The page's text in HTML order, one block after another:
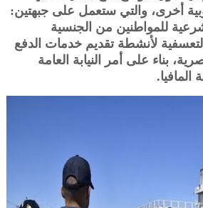
أخرى، والتي ستعمل على جبهتين:
للمواطنين من الجنسية
لأنشطة تقديم خدمات الدفع
بناء على أمر النيابة العامة
المافيا.